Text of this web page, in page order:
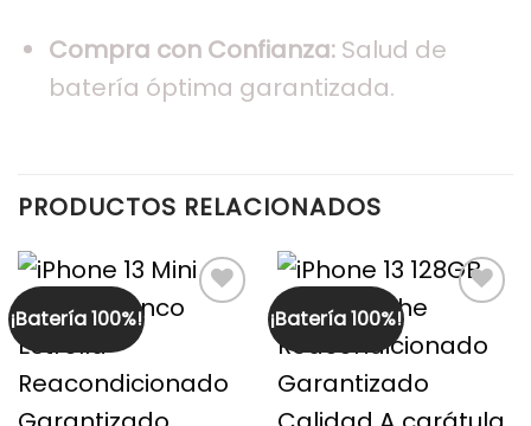
Compra con Confianza: Salud de
batería óptima garantizada.
PRODUCTOS RELACIONADOS
¡Batería 100%! ¡Batería 100%!